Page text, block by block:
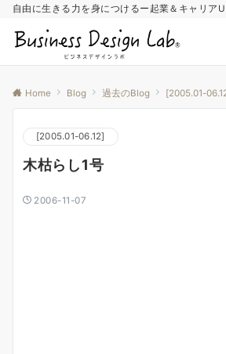
自由に生きる力を身につけるー起業＆キャリア
Home Blog 過去のBlog [2005.01-
[2005.01-06.12]
木枯らし1号
2006-11-07